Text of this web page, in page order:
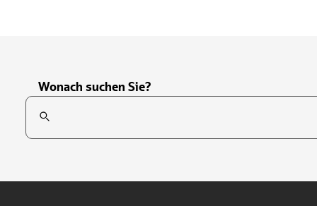
Wonach suchen Sie?
Suchfeld